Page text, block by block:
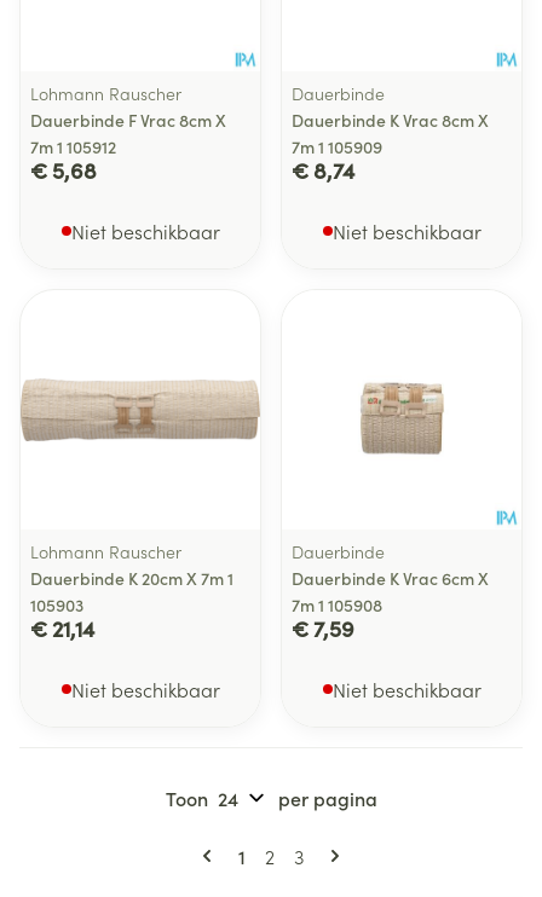
Lohmann Rauscher
Dauerbinde F Vrac 8cm X
7m 1 105912
€ 5,68
Niet beschikbaar
Dauerbinde
Dauerbinde K Vrac 8cm X
7m 1 105909
€ 8,74
Niet beschikbaar
Lohmann Rauscher
Dauerbinde K 20cm X 7m 1
105903
€ 21,14
Niet beschikbaar
Dauerbinde
Dauerbinde K Vrac 6cm X
7m 1 105908
€ 7,59
Niet beschikbaar
Pagina's
U lees momenteel pagina
1 Pagina
2 Pagina
3
Toon per pagina